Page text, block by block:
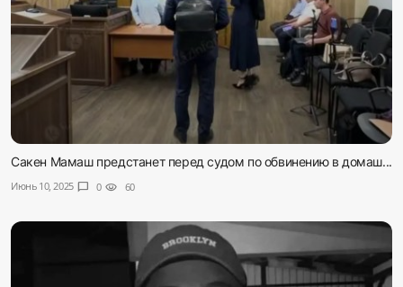
Сакен Мамаш предстанет перед судом по обвинению в домаш...
Июнь 10, 2025 chat_bubble 0 visibility 60